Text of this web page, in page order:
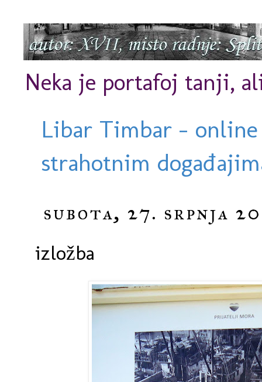
Neka je portafoj tanji,
Libar Timbar -
strahotnim
subota, 27. srpnja
izložba